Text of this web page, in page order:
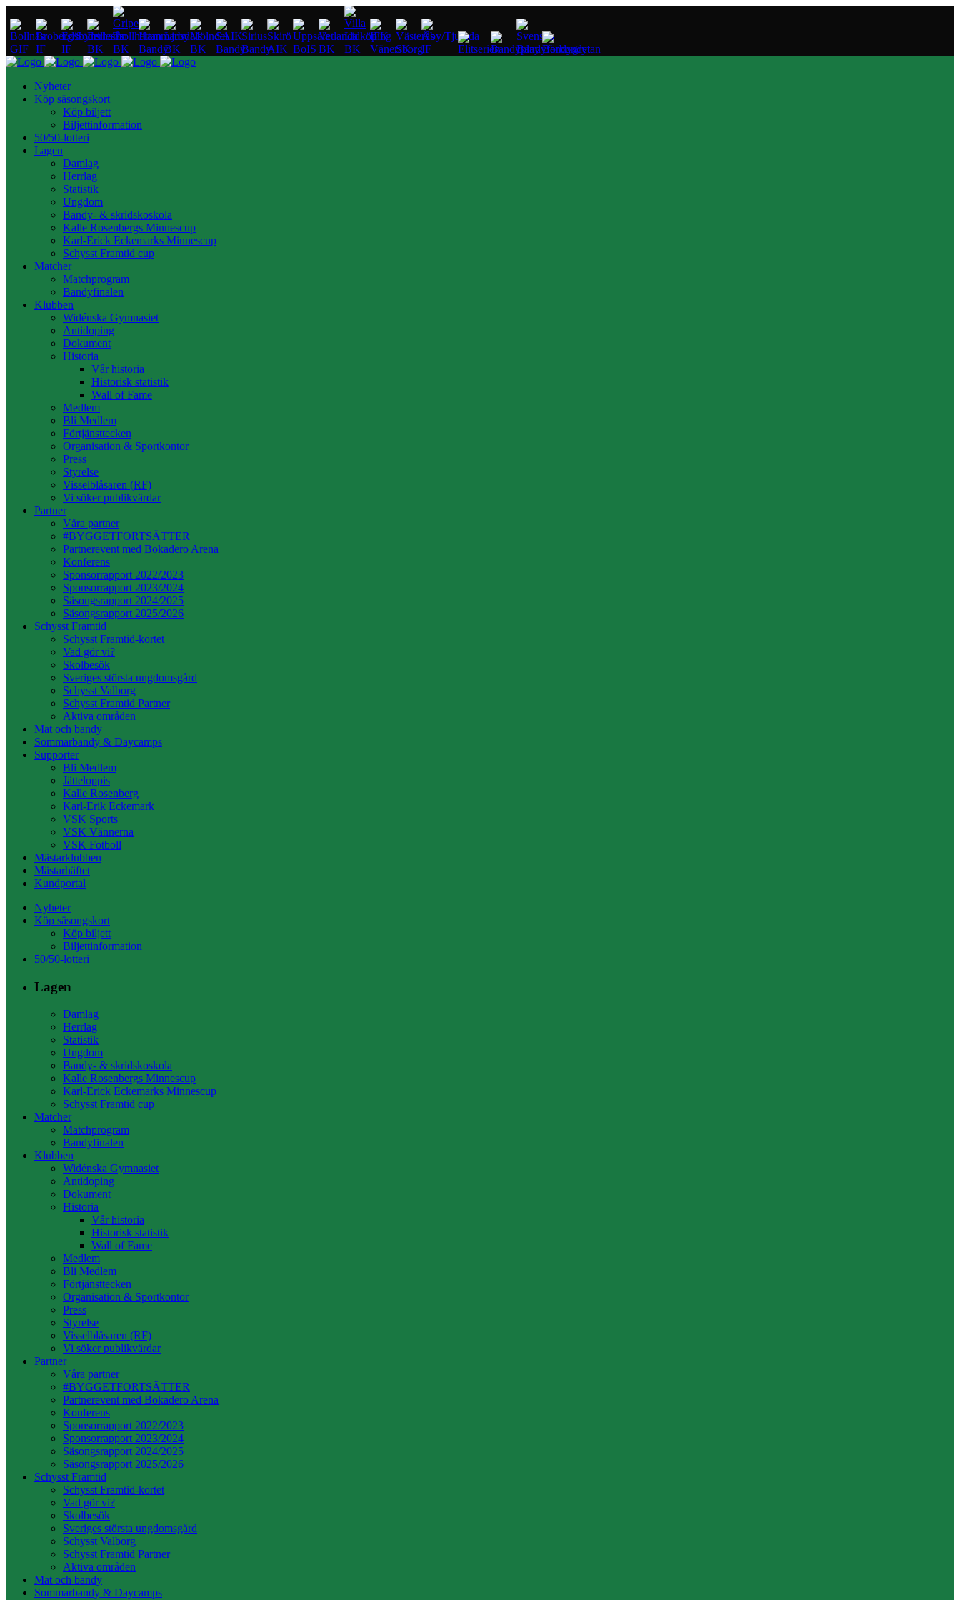
Nyheter
Köp säsongskort
Köp biljett
Biljettinformation
50/50-lotteri
Lagen
Damlag
Herrlag
Statistik
Ungdom
Bandy- & skridskoskola
Kalle Rosenbergs Minnescup
Karl-Erick Eckemarks Minnescup
Schysst Framtid cup
Matcher
Matchprogram
Bandyfinalen
Klubben
Widénska Gymnasiet
Antidoping
Dokument
Historia
Vår historia
Historisk statistik
Wall of Fame
Medlem
Bli Medlem
Förtjänsttecken
Organisation & Sportkontor
Press
Styrelse
Visselblåsaren (RF)
Vi söker publikvärdar
Partner
Våra partner
#BYGGETFORTSÄTTER
Partnerevent med Bokadero Arena
Konferens
Sponsorrapport 2022/2023
Sponsorrapport 2023/2024
Säsongsrapport 2024/2025
Säsongsrapport 2025/2026
Schysst Framtid
Schysst Framtid-kortet
Vad gör vi?
Skolbesök
Sveriges största ungdomsgård
Schysst Valborg
Schysst Framtid Partner
Aktiva områden
Mat och bandy
Sommarbandy & Daycamps
Supporter
Bli Medlem
Jätteloppis
Kalle Rosenberg
Karl-Erik Eckemark
VSK Sports
VSK Vännerna
VSK Fotboll
Mästarklubben
Mästarhäftet
Kundportal
Nyheter
Köp säsongskort
Köp biljett
Biljettinformation
50/50-lotteri
Lagen
Damlag
Herrlag
Statistik
Ungdom
Bandy- & skridskoskola
Kalle Rosenbergs Minnescup
Karl-Erick Eckemarks Minnescup
Schysst Framtid cup
Matcher
Matchprogram
Bandyfinalen
Klubben
Widénska Gymnasiet
Antidoping
Dokument
Historia
Vår historia
Historisk statistik
Wall of Fame
Medlem
Bli Medlem
Förtjänsttecken
Organisation & Sportkontor
Press
Styrelse
Visselblåsaren (RF)
Vi söker publikvärdar
Partner
Våra partner
#BYGGETFORTSÄTTER
Partnerevent med Bokadero Arena
Konferens
Sponsorrapport 2022/2023
Sponsorrapport 2023/2024
Säsongsrapport 2024/2025
Säsongsrapport 2025/2026
Schysst Framtid
Schysst Framtid-kortet
Vad gör vi?
Skolbesök
Sveriges största ungdomsgård
Schysst Valborg
Schysst Framtid Partner
Aktiva områden
Mat och bandy
Sommarbandy & Daycamps